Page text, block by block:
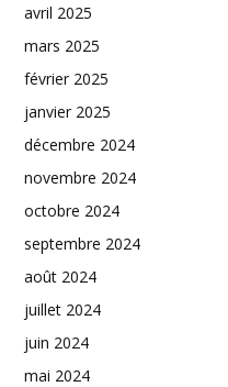
avril 2025
mars 2025
février 2025
janvier 2025
décembre 2024
novembre 2024
octobre 2024
septembre 2024
août 2024
juillet 2024
juin 2024
mai 2024